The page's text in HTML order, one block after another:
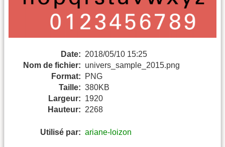
Date: 2018/05/10 15:25
Nom de fichier: univers_sample_2015.png
Format:
PNG
Taille: 380KB
Largeur: 1920
Hauteur: 2268
Utilisé par: ariane-loizon